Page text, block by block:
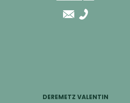
DEREMETZ VALENTIN